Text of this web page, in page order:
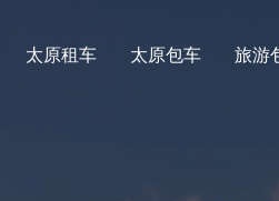
太原租车 太原包车 旅游